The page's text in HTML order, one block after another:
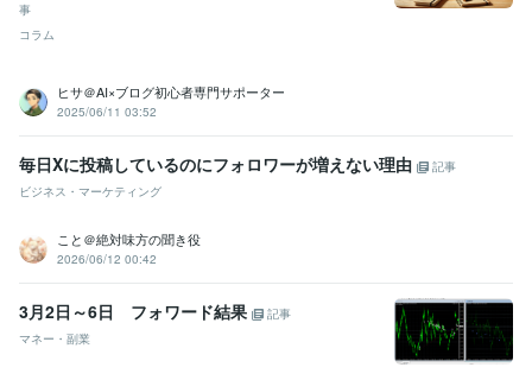
事
コラム
ヒサ＠AI×ブログ初心者専門サポーター
2025/06/11 03:52
毎日Xに投稿しているのにフォロワーが増えない理由
記事
ビジネス・マーケティング
こと＠絶対味方の聞き役
2026/06/12 00:42
3月2日～6日 フォワード結果
記事
マネー・副業